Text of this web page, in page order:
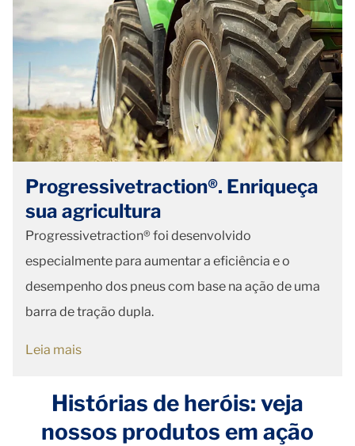
Progressivetraction®. Enriqueça
sua agricultura
Progressivetraction® foi desenvolvido
especialmente para aumentar a eficiência e o
desempenho dos pneus com base na ação de uma
barra de tração dupla.
Leia mais
Histórias de heróis: veja
nossos produtos em ação